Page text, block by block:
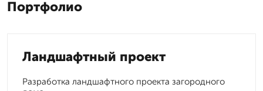
Портфолио
Ландшафтный проект
Разработка ландшафтного проекта загородного